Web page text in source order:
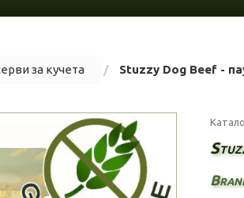
за кучета Stuzzy Dog Beef -